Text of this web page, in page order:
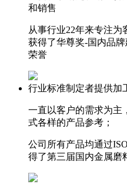
和销售
从事行业22年来专注为
获得了华尊奖-国内品
荣誉
行业标准制定者提供加
一直以客户的需求为主
式各样的产品参考；
公司所有产品均通过
得了第三届国内金属磨